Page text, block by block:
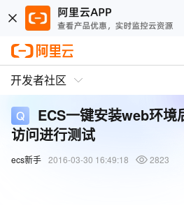
开发者社区
ECS一键安装web环境
访问进行测试
ecs新手 2016-03-30 16:49:18
2823